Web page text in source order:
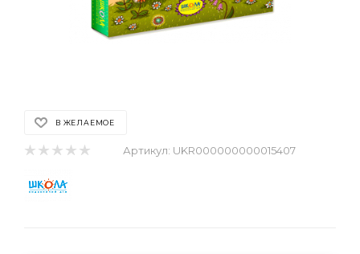
В ЖЕЛАЕМОЕ
Артикул: UKR000000000015407